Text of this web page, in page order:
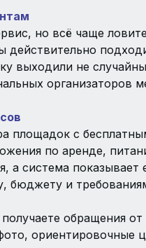
но всё чаще
действительно
выходили не
организаторов
площадок с
по аренде,
а система показывает
бюджету и
обращения
ориентировочные